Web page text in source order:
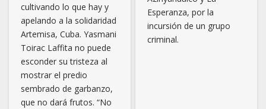
cultivando lo que hay y
apelando a la solidaridad
Artemisa, Cuba. Yasmani
Toirac Laffita no puede
esconder su tristeza al
mostrar el predio
sembrado de garbanzo,
que no dará frutos. “No
Esperanza, por la
incursión de un grupo
criminal.